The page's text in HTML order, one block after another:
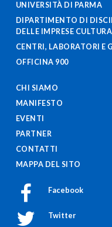
UNIVERSITÀ DI PARMA
DIPARTIMENTO DI
DELLE IMPRESE
CENTRI, LABORATORI E
OFFICINA 900
CHI SIAMO
MANIFESTO
EVENTI
PARTNER
CONTATTI
MAPPA DEL SITO
Facebook
Twitter